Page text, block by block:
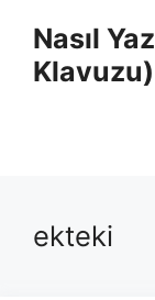
Nasıl
Klavuzu)
ekteki